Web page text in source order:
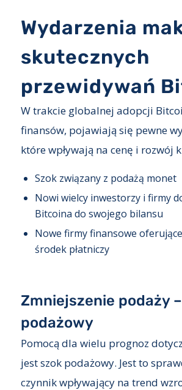
Wydarzenia
skutecznych
przewidywań
W trakcie globalnej adopcji
finansów, pojawiają się pewne
które wpływają na cenę i rozwój
Szok związany z podażą monet
Nowi wielcy inwestorzy i firmy
Bitcoina do swojego bilansu
Nowe firmy finansowe
środek płatniczy
Zmniejszenie podaży
podażowy
Pomocą dla wielu prognoz
jest szok podażowy. Jest to
czynnik wpływający na trend